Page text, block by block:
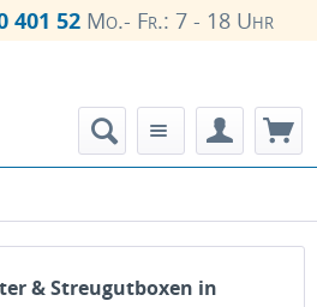
401 52Mo.- Fr.: 7 - 18 Uhr
& Streugutboxen in